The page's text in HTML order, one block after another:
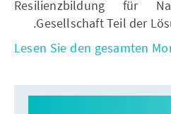
Resilienzbildung für
Gesellschaft Teil der
Lesen Sie den gesamten